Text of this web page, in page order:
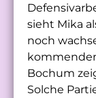
sieht Mika
noch
Bochum
Solche